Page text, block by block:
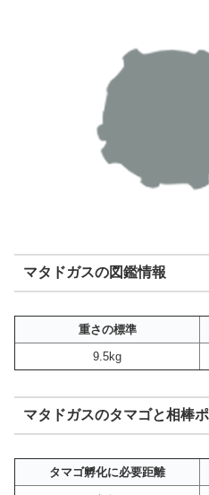
マタドガスの図鑑情報
重さの標準
9.5kg
マタドガスのタマゴと相棒
タマゴ孵化に必要距離